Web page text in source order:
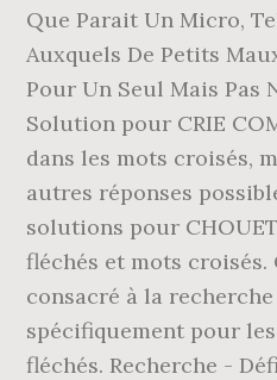
Que Parait Un Micro,
Auxquels De Petits
Pour Un Seul Mais Pas
Solution pour CRIE
dans les mots croisés,
autres réponses
solutions pour
fléchés et mots croisés.
consacré à la
spécifiquement pour
fléchés. Recherche -